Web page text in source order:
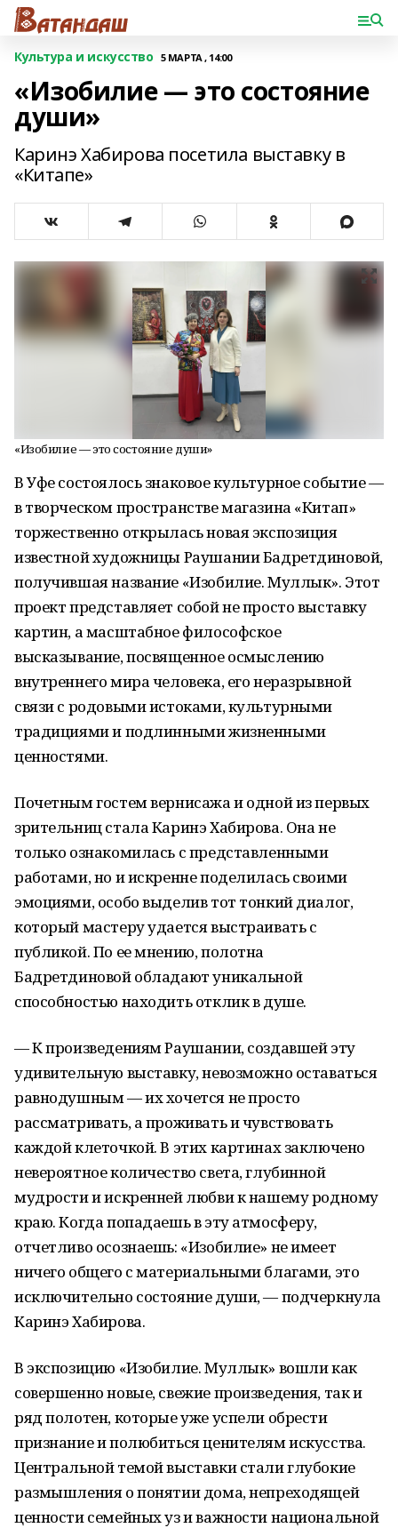
Культура и искусство 5 МАРТА , 14:00
«Изобилие — это состояние
души»
Каринэ Хабирова посетила выставку в
«Китапе»
«Изобилие — это состояние души»
В Уфе состоялось знаковое культурное событие —
в творческом пространстве магазина «Китап»
торжественно открылась новая экспозиция
известной художницы Раушании Бадретдиновой,
получившая название «Изобилие. Муллык». Этот
проект представляет собой не просто выставку
картин, а масштабное философское
высказывание, посвященное осмыслению
внутреннего мира человека, его неразрывной
связи с родовыми истоками, культурными
традициями и подлинными жизненными
ценностями.
Почетным гостем вернисажа и одной из первых
зрительниц стала Каринэ Хабирова. Она не
только ознакомилась с представленными
работами, но и искренне поделилась своими
эмоциями, особо выделив тот тонкий диалог,
который мастеру удается выстраивать с
публикой. По ее мнению, полотна
Бадретдиновой обладают уникальной
способностью находить отклик в душе.
— К произведениям Раушании, создавшей эту
удивительную выставку, невозможно оставаться
равнодушным — их хочется не просто
рассматривать, а проживать и чувствовать
каждой клеточкой. В этих картинах заключено
невероятное количество света, глубинной
мудрости и искренней любви к нашему родному
краю. Когда попадаешь в эту атмосферу,
отчетливо осознаешь: «Изобилие» не имеет
ничего общего с материальными благами, это
исключительно состояние души, — подчеркнула
Каринэ Хабирова.
В экспозицию «Изобилие. Муллык» вошли как
совершенно новые, свежие произведения, так и
ряд полотен, которые уже успели обрести
признание и полюбиться ценителям искусства.
Центральной темой выставки стали глубокие
размышления о понятии дома, непреходящей
ценности семейных уз и важности национальной